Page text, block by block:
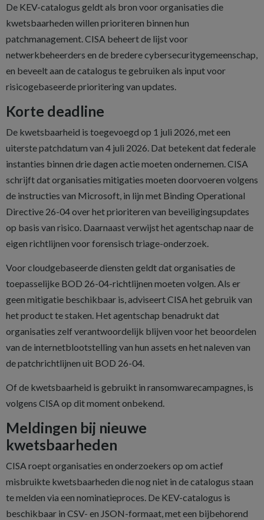
De KEV-catalogus geldt als bron voor organisaties die
kwetsbaarheden willen prioriteren binnen hun
patchmanagement. CISA beheert de lijst voor
netwerkbeheerders en de bredere cybersecuritygemeenschap,
en beveelt aan de catalogus te gebruiken als input voor
risicogebaseerde prioritering van updates.
Korte deadline
De kwetsbaarheid is toegevoegd op 1 juli 2026, met een
uiterste patchdatum van 4 juli 2026. Dat betekent dat federale
instanties binnen drie dagen actie moeten ondernemen. CISA
schrijft dat organisaties mitigaties moeten doorvoeren volgens
de instructies van Microsoft, in lijn met Binding Operational
Directive 26-04 over het prioriteren van beveiligingsupdates
op basis van risico. Daarnaast verwijst het agentschap naar de
eigen richtlijnen voor forensisch triage-onderzoek.
Voor cloudgebaseerde diensten geldt dat organisaties de
toepasselijke BOD 26-04-richtlijnen moeten volgen. Als er
geen mitigatie beschikbaar is, adviseert CISA het gebruik van
het product te staken. Het agentschap benadrukt dat
organisaties zelf verantwoordelijk blijven voor het beoordelen
van de internetblootstelling van hun assets en het naleven van
de patchrichtlijnen uit BOD 26-04.
Of de kwetsbaarheid is gebruikt in ransomwarecampagnes, is
volgens CISA op dit moment onbekend.
Meldingen bij nieuwe
kwetsbaarheden
CISA roept organisaties en onderzoekers op om actief
misbruikte kwetsbaarheden die nog niet in de catalogus staan
te melden via een nominatieproces. De KEV-catalogus is
beschikbaar in CSV- en JSON-formaat, met een bijbehorend